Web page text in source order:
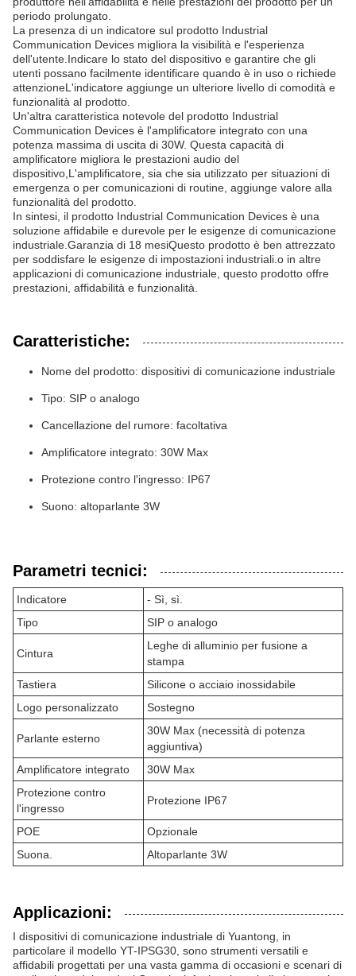
periodo prolungato.
La presenza di un indicatore sul prodotto Industrial
Communication Devices migliora la visibilità e l'esperienza
dell'utente.Indicare lo stato del dispositivo e garantire che gli
utenti possano facilmente identificare quando è in uso o richiede
attenzioneL'indicatore aggiunge un ulteriore livello di comodità e
funzionalità al prodotto.
Un'altra caratteristica notevole del prodotto Industrial
Communication Devices è l'amplificatore integrato con una
potenza massima di uscita di 30W. Questa capacità di
amplificatore migliora le prestazioni audio del
dispositivo,L'amplificatore, sia che sia utilizzato per situazioni di
emergenza o per comunicazioni di routine, aggiunge valore alla
funzionalità del prodotto.
In sintesi, il prodotto Industrial Communication Devices è una
soluzione affidabile e durevole per le esigenze di comunicazione
industriale.Garanzia di 18 mesiQuesto prodotto è ben attrezzato
per soddisfare le esigenze di impostazioni industriali.o in altre
applicazioni di comunicazione industriale, questo prodotto offre
prestazioni, affidabilità e funzionalità.
Caratteristiche:
Nome del prodotto: dispositivi di comunicazione industriale
Tipo: SIP o analogo
Cancellazione del rumore: facoltativa
Amplificatore integrato: 30W Max
Protezione contro l'ingresso: IP67
Suono: altoparlante 3W
Parametri tecnici:
Indicatore
- Sì, sì.
Tipo
SIP o analogo
Cintura
Leghe di alluminio per fusione a
stampa
Tastiera
Silicone o acciaio inossidabile
Logo personalizzato
Sostegno
Parlante esterno
30W Max (necessità di potenza
aggiuntiva)
Amplificatore integrato
30W Max
Protezione contro
l'ingresso
Protezione IP67
POE
Opzionale
Suona.
Altoparlante 3W
Applicazioni:
I dispositivi di comunicazione industriale di Yuantong, in
particolare il modello YT-IPSG30, sono strumenti versatili e
affidabili progettati per una vasta gamma di occasioni e scenari di